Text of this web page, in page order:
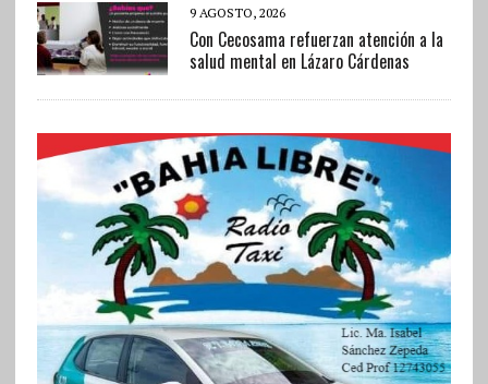
9 AGOSTO, 2026
Con Cecosama refuerzan atención a la
salud mental en Lázaro Cárdenas